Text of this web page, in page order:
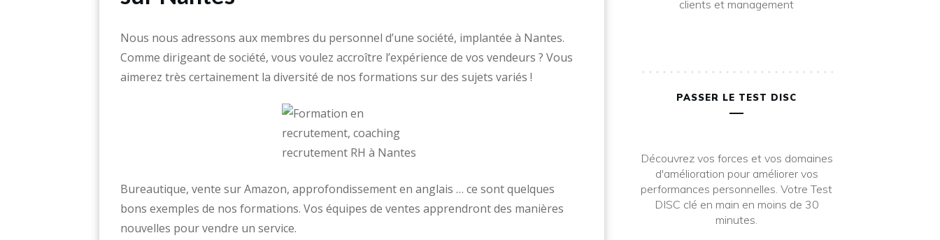
Nous nous adressons aux membres du personnel d’une société, implantée à Nantes.
Comme dirigeant de société, vous voulez accroître l’expérience de vos vendeurs ? Vous
aimerez très certainement la diversité de nos formations sur des sujets variés !
Bureautique, vente sur Amazon, approfondissement en anglais … ce sont quelques
bons exemples de nos formations. Vos équipes de ventes apprendront des manières
nouvelles pour vendre un service.
clients et management
PASSER LE TEST DISC
Découvrez vos forces et vos domaines
d'amélioration pour améliorer vos
performances personnelles. Votre Test
DISC clé en main en moins de 30
minutes.